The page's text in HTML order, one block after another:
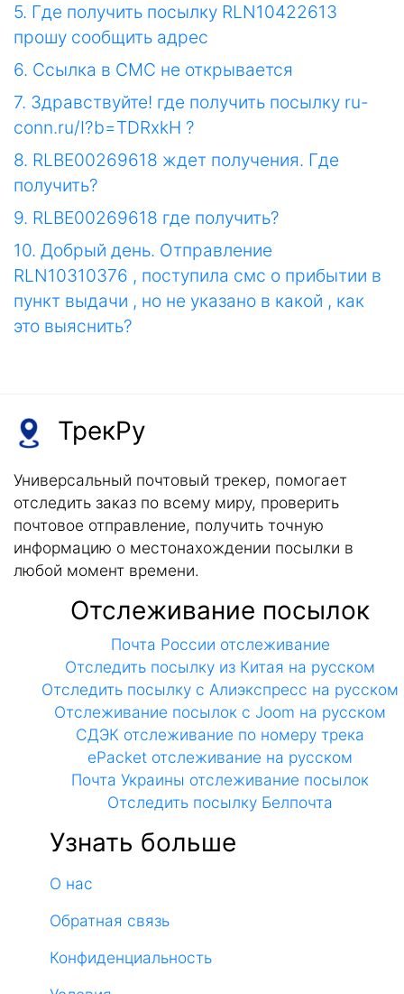
5. Где получить посылку RLN10422613
прошу сообщить адрес
6. Ссылка в СМС не открывается
7. Здравствуйте! где получить посылку ru-
conn.ru/I?b=TDRxkH ?
8. RLBE00269618 ждет получения. Где
получить?
9. RLBE00269618 где получить?
10. Добрый день. Отправление
RLN10310376 , поступила смс о прибытии в
пункт выдачи , но не указано в какой , как
это выяснить?
ТрекРу
Универсальный почтовый трекер, помогает
отследить заказ по всему миру, проверить
почтовое отправление, получить точную
информацию о местонахождении посылки в
любой момент времени.
Отслеживание посылок
Почта России отслеживание
Отследить посылку из Китая на русском
Отследить посылку с Алиэкспресс на русском
Отслеживание посылок с Joom на русском
СДЭК отслеживание по номеру трека
ePacket отслеживание на русском
Почта Украины отслеживание посылок
Отследить посылку Белпочта
Узнать больше
О нас
Обратная связь
Конфиденциальность